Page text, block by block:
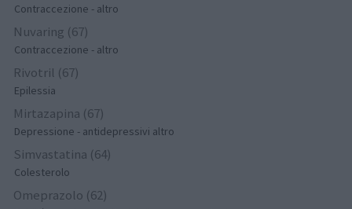
Contraccezione - altro
Nuvaring (67)
Contraccezione - altro
Rivotril (67)
Epilessia
Mirtazapina (67)
Depressione - antidepressivi altro
Simvastatina (64)
Colesterolo
Omeprazolo (62)